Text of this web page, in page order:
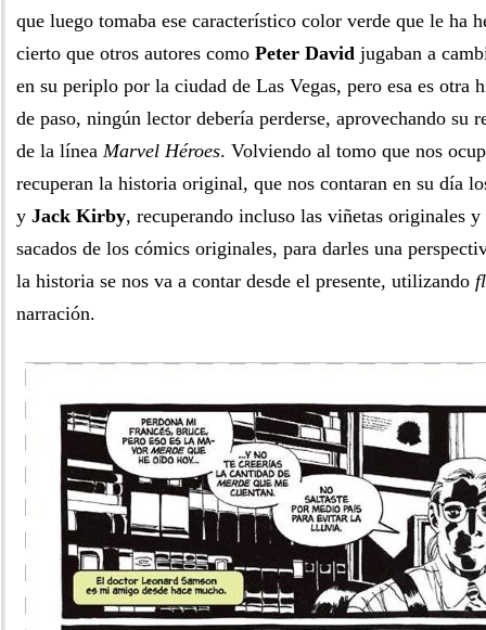
que luego tomaba ese característico color verde que le ha
cierto que otros autores como Peter David jugaban a
en su periplo por la ciudad de Las Vegas, pero esa es otra
de paso, ningún lector debería perderse, aprovechando su
de la línea Marvel Héroes. Volviendo al tomo que nos
recuperan la historia original, que nos contaran en su día
y Jack Kirby, recuperando incluso las viñetas originales
sacados de los cómics originales, para darles una
la historia se nos va a contar desde el presente, utilizando
narración.